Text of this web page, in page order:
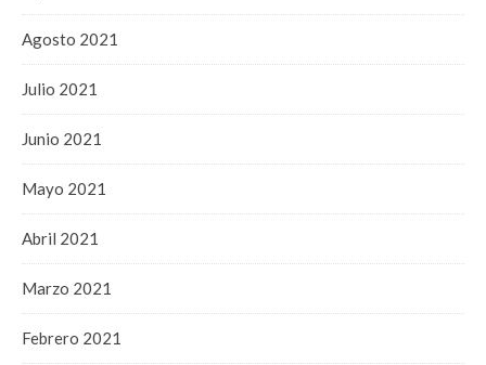
Agosto 2021
Julio 2021
Junio 2021
Mayo 2021
Abril 2021
Marzo 2021
Febrero 2021